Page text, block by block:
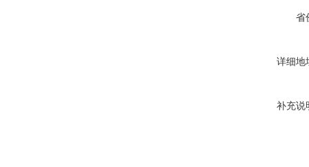
省
详细地
补充说